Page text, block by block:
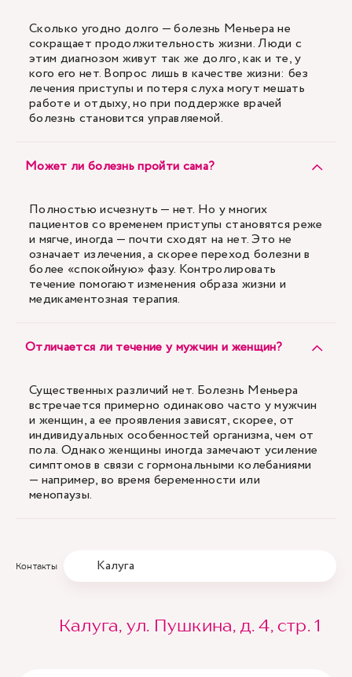
Сколько угодно долго — болезнь Меньера не
сокращает продолжительность жизни. Люди с
этим диагнозом живут так же долго, как и те, у
кого его нет. Вопрос лишь в качестве жизни: без
лечения приступы и потеря слуха могут мешать
работе и отдыху, но при поддержке врачей
болезнь становится управляемой.
Может ли болезнь пройти сама?
Полностью исчезнуть — нет. Но у многих
пациентов со временем приступы становятся реже
и мягче, иногда — почти сходят на нет. Это не
означает излечения, а скорее переход болезни в
более «спокойную» фазу. Контролировать
течение помогают изменения образа жизни и
медикаментозная терапия.
Отличается ли течение у мужчин и женщин?
Существенных различий нет. Болезнь Меньера
встречается примерно одинаково часто у мужчин
и женщин, а ее проявления зависят, скорее, от
индивидуальных особенностей организма, чем от
пола. Однако женщины иногда замечают усиление
симптомов в связи с гормональными колебаниями
— например, во время беременности или
менопаузы.
Контакты Калуга
Калуга, ул. Пушкина, д. 4, стр. 1